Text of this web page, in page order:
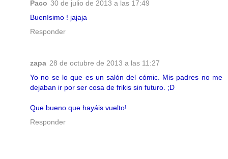
Paco 30 de julio de 2013 a las 17:49
Buenísimo ! jajaja
Responder
zapa 28 de octubre de 2013 a las 11:27
Yo no se lo que es un salón del cómic. Mis padres no me
dejaban ir por ser cosa de frikis sin futuro. ;D
Que bueno que hayáis vuelto!
Responder